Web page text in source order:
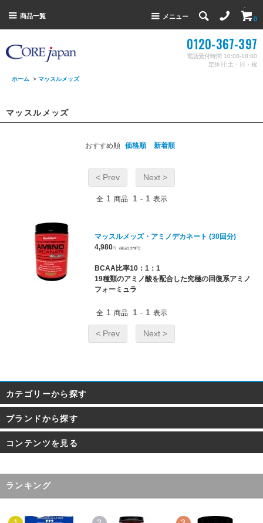
商品一覧 メニュー 0
0120-367-397
電話受付時間 10:00-18:00
定休日:土・日・祝
ホーム > マッスルメッズ
マッスルメッズ
おすすめ順 価格順 新着順
< Prev Next >
全 1 商品 1 - 1 表示
マッスルメッズ・アミノデカネート (30回分)
4,980円 (税込5,378円)
BCAA比率10：1：1
19種類のアミノ酸を配合した究極の回復系アミノ
フォーミュラ
全 1 商品 1 - 1 表示
< Prev Next >
カテゴリーから探す
ブランドから探す
コンテンツを見る
ランキング